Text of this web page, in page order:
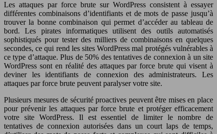
Les attaques par force brute sur WordPress consistent à essayer
différentes combinaisons d’identifiants et de mots de passe jusqu’à
trouver la bonne combinaison qui permet d’accéder au tableau de
bord. Les pirates informatiques utilisent des outils automatisés
sophistiqués pour tester des milliers de combinaisons en quelques
secondes, ce qui rend les sites WordPress mal protégés vulnérables à
ce type d’attaque. Plus de 50% des tentatives de connexion à un site
WordPress sont en réalité des attaques par force brute qui visent à
deviner les identifiants de connexion des administrateurs. Les
attaques par force brute peuvent paralyser votre site.
Plusieurs mesures de sécurité proactives peuvent être mises en place
pour prévenir les attaques par force brute et protéger efficacement
votre site WordPress. Il est essentiel de limiter le nombre de
tentatives de connexion autorisées dans un court laps de temps,